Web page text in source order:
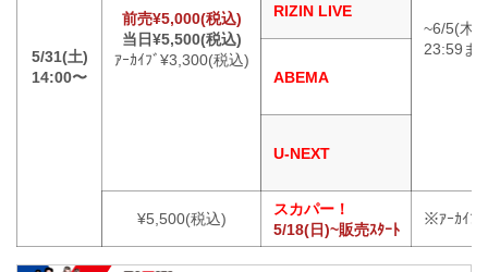
5/31(土)
14:00〜
前売¥5,000(税込)
当日¥5,500(税込)
ｱｰｶｲﾌﾞ¥3,300(税込)
~6/5(木)
23:59ま
RIZIN LIVE
ABEMA
U-NEXT
¥5,500(税込)
スカパー！
5/18(日)~販売ｽﾀｰﾄ
※ｱｰｶｲﾌ